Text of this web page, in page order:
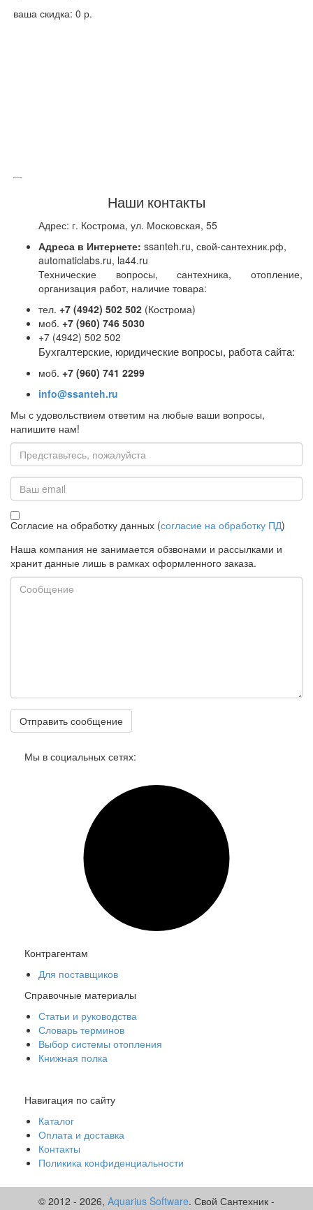
ваша скидка: 0 р.
18857 TERMICUS 7761T742044 Клапан трехходовой
термостатический для теплого пола, DN15, +20...+50°С, Kvs
3,5 м3/час, с выносным термобаллоном (правый)
В наличии:
Цена: 12 274р.
ваша скидка:0р.
19776 Ниппель переходной НР 1 1/2" х 1/2"
Под заказ
Цена: 0,00р.
ваша скидка:0,00р.
17950 Honeywell V2020EVS10 Клапан термостатический
dPmax=1бар, NF, с предварительной настройкой
р.
14602 HERZ, 1220112 Кран шаровой MODUL ВР-ВР 3/4"
ручка бабочка PN25 ник
Под заказ
Цена: 1 457р.
Наши контакты
Адрес: г. Кострома, ул. Московская, 55
Адреса в Интернете: ssanteh.ru, свой-сантехник.рф,
automaticlabs.ru, la44.ru
Технические вопросы, сантехника, отопление,
организация работ, наличие товара:
тел. +7 (4942) 502 502 (Кострома)
моб. +7 (960) 746 5030
+7 (4942) 502 502
Бухгалтерские, юридические вопросы, работа сайта:
моб. +7 (960) 741 2299
info@ssanteh.ru
Мы с удовольствием ответим на любые ваши вопросы,
напишите нам!
Имя
Email
Согласие на обработку данных (согласие на обработку ПД)
Наша компания не занимается обзвонами и рассылками и
хранит данные лишь в рамках оформленного заказа.
Сообщение
Мы в социальных сетях:
Контрагентам
Для поставщиков
Справочные материалы
Статьи и руководства
Словарь терминов
Выбор системы отопления
Книжная полка
Навигация по сайту
Каталог
Оплата и доставка
Контакты
Поликика конфиденциальности
© 2012 - 2026, Aquarius Software. Свой Сантехник -